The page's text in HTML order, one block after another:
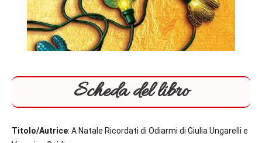
Scheda del libro
Titolo/Autrice: A Natale Ricordati di Odiarmi di Giulia Ungarelli e